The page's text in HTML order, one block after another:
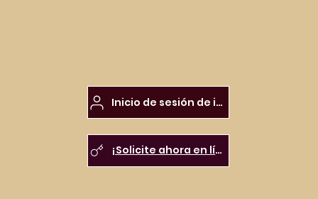
Inicio de sesión de inquilino
¡Solicite ahora en línea!